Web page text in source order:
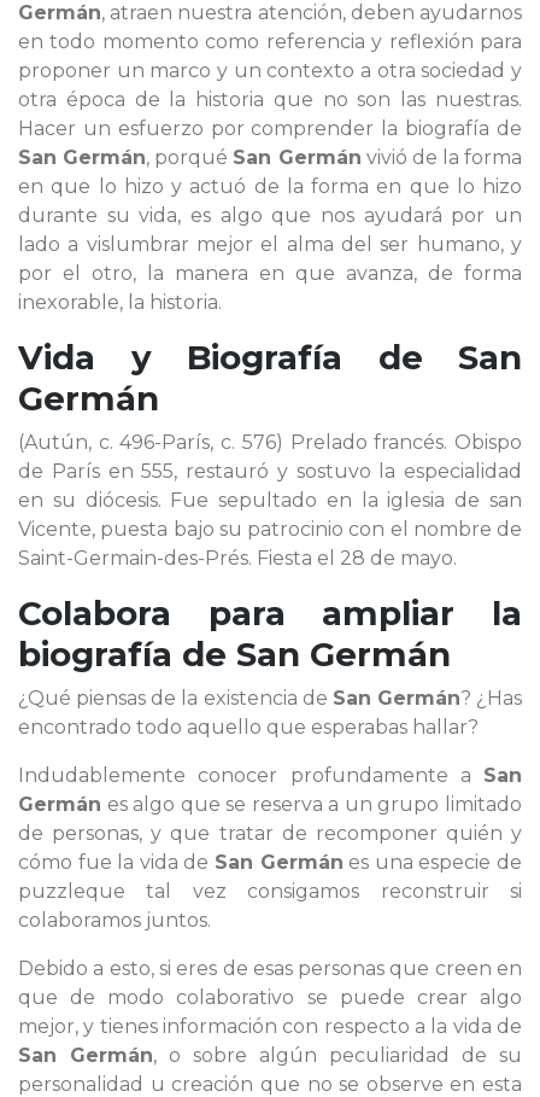
Germán, atraen nuestra atención, deben ayudarnos
en todo momento como referencia y reflexión para
proponer un marco y un contexto a otra sociedad y
otra época de la historia que no son las nuestras.
Hacer un esfuerzo por comprender la biografía de
San Germán, porqué San Germán vivió de la forma
en que lo hizo y actuó de la forma en que lo hizo
durante su vida, es algo que nos ayudará por un
lado a vislumbrar mejor el alma del ser humano, y
por el otro, la manera en que avanza, de forma
inexorable, la historia.
Vida y Biografía de San
Germán
(Autún, c. 496-París, c. 576) Prelado francés. Obispo
de París en 555, restauró y sostuvo la especialidad
en su diócesis. Fue sepultado en la iglesia de san
Vicente, puesta bajo su patrocinio con el nombre de
Saint-Germain-des-Prés. Fiesta el 28 de mayo.
Colabora para ampliar la
biografía de San Germán
¿Qué piensas de la existencia de San Germán? ¿Has
encontrado todo aquello que esperabas hallar?
Indudablemente conocer profundamente a San
Germán es algo que se reserva a un grupo limitado
de personas, y que tratar de recomponer quién y
cómo fue la vida de San Germán es una especie de
puzzleque tal vez consigamos reconstruir si
colaboramos juntos.
Debido a esto, si eres de esas personas que creen en
que de modo colaborativo se puede crear algo
mejor, y tienes información con respecto a la vida de
San Germán, o sobre algún peculiaridad de su
personalidad u creación que no se observe en esta